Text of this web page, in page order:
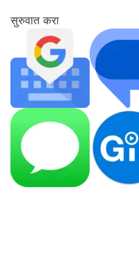
सुरुवात करा